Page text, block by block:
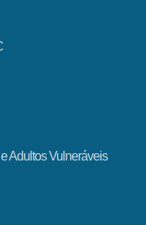
Adultos Vulneráveis